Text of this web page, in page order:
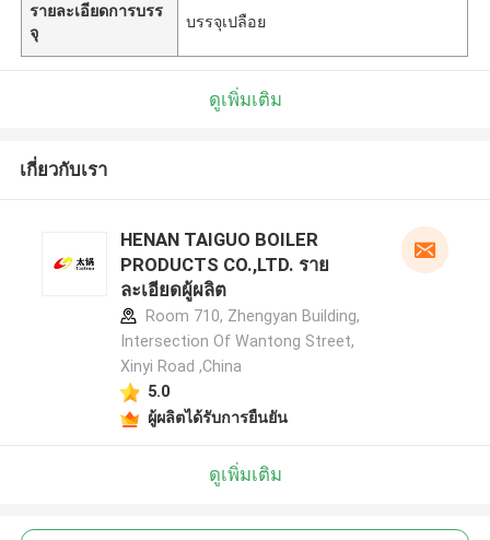
รายละเอียดการบรร
จุ
บรรจุเปลือย
ดูเพิ่มเติม
เกี่ยวกับเรา
HENAN TAIGUO BOILER
PRODUCTS CO.,LTD. ราย
ละเอียดผู้ผลิต
Room 710, Zhengyan Building,
Intersection Of Wantong Street,
Xinyi Road ,China
5.0
ผู้ผลิตได้รับการยืนยัน
ดูเพิ่มเติม